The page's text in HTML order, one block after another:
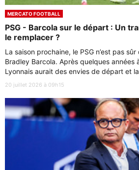
MERCATO FOOTBALL
PSG - Barcola sur le départ : Un
le remplacer ?
La saison prochaine, le PSG n’est pas
Bradley Barcola. Après quelques années
Lyonnais aurait des envies de départ et
20 juillet 2026 à 09h15